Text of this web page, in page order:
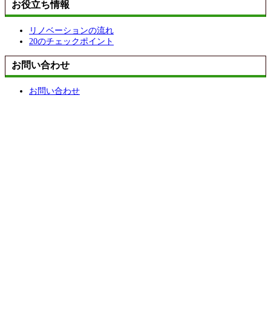
お役立ち情報
リノベーションの流れ
20のチェックポイント
お問い合わせ
お問い合わせ